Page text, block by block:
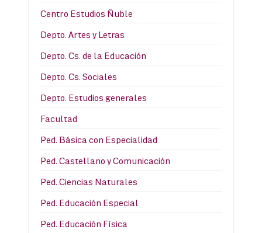
Centro Estudios Ñuble
Depto. Artes y Letras
Depto. Cs. de la Educación
Depto. Cs. Sociales
Depto. Estudios generales
Facultad
Ped. Básica con Especialidad
Ped. Castellano y Comunicación
Ped. Ciencias Naturales
Ped. Educación Especial
Ped. Educación Física